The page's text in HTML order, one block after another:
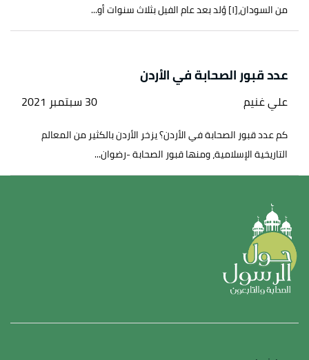
من السودان،[١] وُلد بعد عام الفيل بثلاث سنوات أو...
عدد قبور الصحابة في الأردن
علي غنيم 30 سبتمبر 2021
كم عدد قبور الصحابة في الأردن؟ يزخر الأردن بالكثير من المعالم
التاريخية الإسلامية، ومنها قبور الصحابة -رضوان...